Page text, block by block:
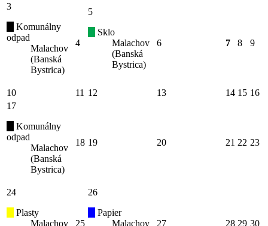
3
Komunálny
odpad
Malachov
(Banská
Bystrica)
4
5
Sklo
Malachov
(Banská
Bystrica)
6 7 8 9
10 11 12 13 14 15 16
17
Komunálny
odpad
Malachov
(Banská
Bystrica)
18 19 20 21 22 23
24
Plasty
Malachov
25
26
Papier
Malachov
27 28 29 30